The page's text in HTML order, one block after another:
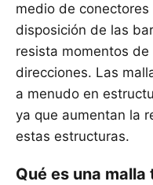
medio de
disposición de las
resista momentos
direcciones. Las
a menudo en
ya que aumentan la
estas estructuras.
Qué es una